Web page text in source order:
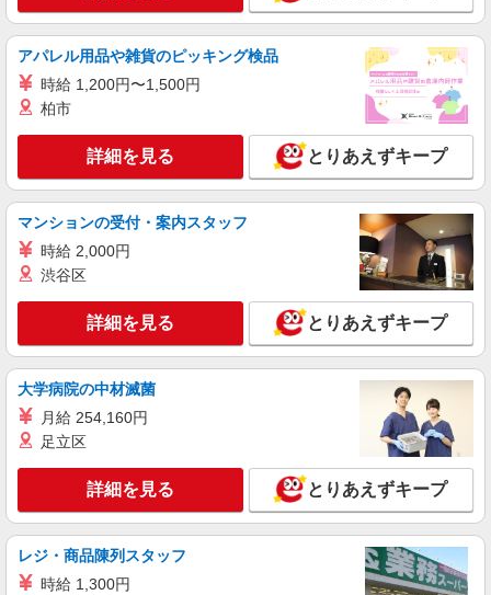
株式会社シエロ
【softbank】の携帯販売スタッフ
月給207900円〜260200円（経験・能力によ
る） 資格手当（1〜6万円）賞与年2回（6月・12
月・実績最高5.4カ月分） 未経験から入社半年で
年収400万円以上への昇給実績あり ※残業代支給
★交通費別途支給（規定あり） ゜+゜・。○。・゜
+゜・。○。・゜+゜ 入社祝い金10万円支給(規定
有) お友達を紹介頂くと, インセンティブ支給(規定
有) ゜・。○。・゜+゜・。○。・゜+゜
三重県津市のsoftbankショップ
キープ 詳細を見る
派遣社員
株式会社シエロ
【softbank】の携帯販売スタッフ
時給1300円〜1400円（経験・能力による） ※
残業代支給 ★交通費別途支給（規定あり） ゜
+゜・。○。・゜+゜・。○。・゜+゜ 入社祝い金10
万円支給(規定有) お友達を紹介頂くと, インセンテ
有）★ ゜・。○。・゜+゜・。○。・゜+゜
三重県津市のsoftbankショップ
キープ 詳細を見る
派遣社員
株式会社シエロ
【ドコモ】の店舗スタッフ
時給1500円〜1600円（経験・能力による） ※
残業代支給 ★交通費別途支給（規定あり） ゜
+゜・。○。・゜+゜・。○。・゜+゜ 入社祝い金10
アパレル用品や雑貨のピッキング検品
時給 1,200円〜1,500円
柏市
詳細を見る とりあえずキープ
マンションの受付・案内スタッフ
時給 2,000円
渋谷区
詳細を見る とりあえずキープ
大学病院の中材滅菌
月給 254,160円
足立区
詳細を見る とりあえずキープ
レジ・商品陳列スタッフ
時給 1,300円